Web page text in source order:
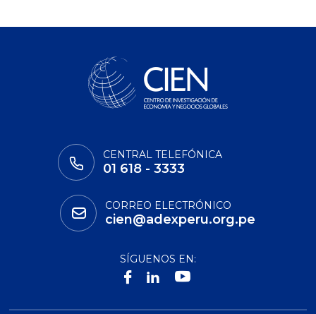
CENTRAL TELEFÓNICA
01 618 - 3333
CORREO ELECTRÓNICO
cien@adexperu.org.pe
SÍGUENOS EN: